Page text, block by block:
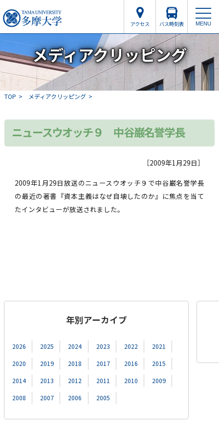
アクセス バス時刻表 MENU
メディアクリッピング
TOP メディアクリッピング
ニュースウオッチ９ 中谷巌名誉学長
［2009年1月29日］
2009年1月29日放送のニュースウオッチ９で中谷巌名誉学長
の最近の著書『資本主義はなぜ自壊したのか』に焦点を当て
たインタビューが放送されました。
年別アーカイブ
2026 2025 2024 2023 2022
2021
2020
2019 2018 2017 2016
2015
2014
2013 2012 2011 2010
2009
2008
2007 2006 2005